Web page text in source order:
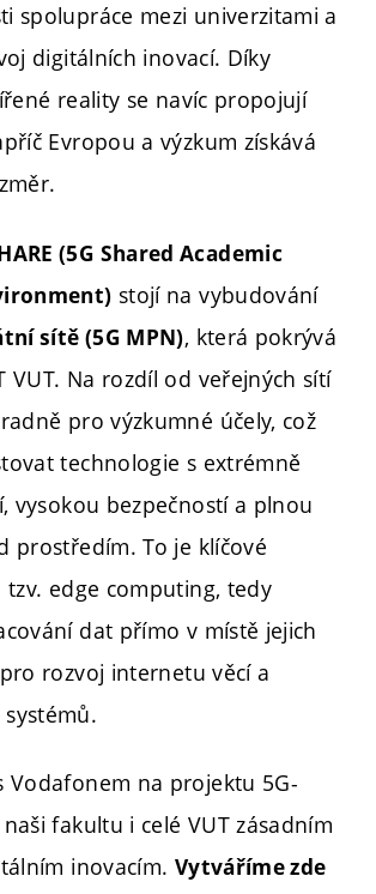
spolupráce mezi univerzitami a
digitálních inovací. Díky
reality se navíc propojují
Evropou a výzkum získává
(5G Shared Academic
stojí na vybudování
sítě (5G MPN), která pokrývá
VUT. Na rozdíl od veřejných sítí
pro výzkumné účely, což
technologie s extrémně
vysokou bezpečností a plnou
prostředím. To je klíčové
edge computing, tedy
dat přímo v místě jejich
rozvoj internetu věcí a
Vodafonem na projektu 5G-
naši fakultu i celé VUT zásadním
inovacím. Vytváříme zde